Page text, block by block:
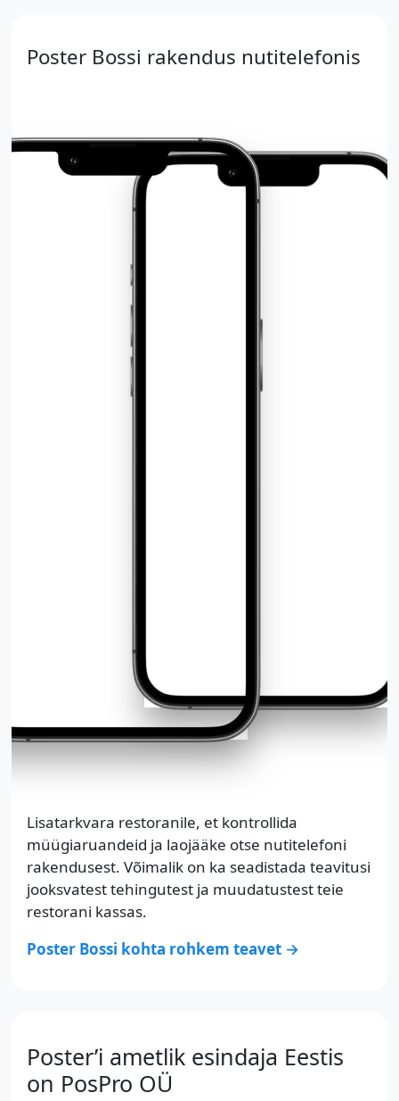
Poster Bossi rakendus nutitelefonis
Lisatarkvara restoranile, et kontrollida
müügiaruandeid ja laojääke otse nutitelefoni
rakendusest. Võimalik on ka seadistada teavitusi
jooksvatest tehingutest ja muudatustest teie
restorani kassas.
Poster Bossi kohta rohkem teavet →
Poster’i ametlik esindaja Eestis
on PosPro OÜ